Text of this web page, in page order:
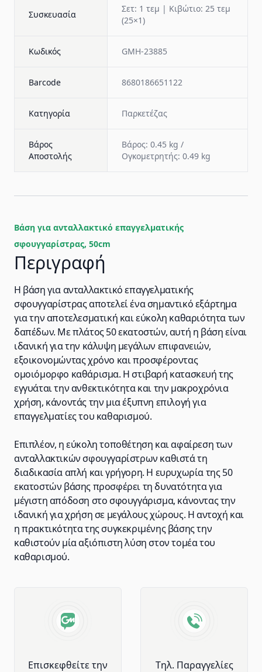
Συσκευασία
Σετ: 1 τεμ | Κιβώτιο: 25 τεμ
(25×1)
Κωδικός GMH-23885
Barcode 8680186651122
Κατηγορία Παρκετέζας
Βάρος
Αποστολής
Βάρος: 0.45 kg /
Ογκομετρητής: 0.49 kg
Βάση για ανταλλακτικό επαγγελματικής
σφουγγαρίστρας, 50cm
Περιγραφή
Η βάση για ανταλλακτικό επαγγελματικής
σφουγγαρίστρας αποτελεί ένα σημαντικό εξάρτημα
για την αποτελεσματική και εύκολη καθαριότητα των
δαπέδων. Με πλάτος 50 εκατοστών, αυτή η βάση είναι
ιδανική για την κάλυψη μεγάλων επιφανειών,
εξοικονομώντας χρόνο και προσφέροντας
ομοιόμορφο καθάρισμα. Η στιβαρή κατασκευή της
εγγυάται την ανθεκτικότητα και την μακροχρόνια
χρήση, κάνοντάς την μια έξυπνη επιλογή για
επαγγελματίες του καθαρισμού.
Επιπλέον, η εύκολη τοποθέτηση και αφαίρεση των
ανταλλακτικών σφουγγαρίστρων καθιστά τη
διαδικασία απλή και γρήγορη. Η ευρυχωρία της 50
εκατοστών βάσης προσφέρει τη δυνατότητα για
μέγιστη απόδοση στο σφουγγάρισμα, κάνοντας την
ιδανική για χρήση σε μεγάλους χώρους. Η αντοχή και
η πρακτικότητα της συγκεκριμένης βάσης την
καθιστούν μία αξιόπιστη λύση στον τομέα του
καθαρισμού.
Επισκεφθείτε την
Tηλ. Παραγγελίες